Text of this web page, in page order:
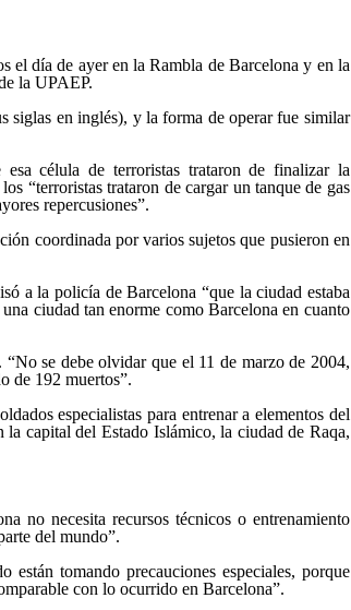
el día de ayer en la Rambla de Barcelona y en la
la UPAEP.
siglas en inglés), y la forma de operar fue similar
célula de terroristas trataron de finalizar la
“terroristas trataron de cargar un tanque de gas
repercusiones”.
coordinada por varios sujetos que pusieron en
a la policía de Barcelona “que la ciudad estaba
ciudad tan enorme como Barcelona en cuanto
se debe olvidar que el 11 de marzo de 2004,
de 192 muertos”.
especialistas para entrenar a elementos del
capital del Estado Islámico, la ciudad de Raqa,
no necesita recursos técnicos o entrenamiento
del mundo”.
tomando precauciones especiales, porque
con lo ocurrido en Barcelona”.